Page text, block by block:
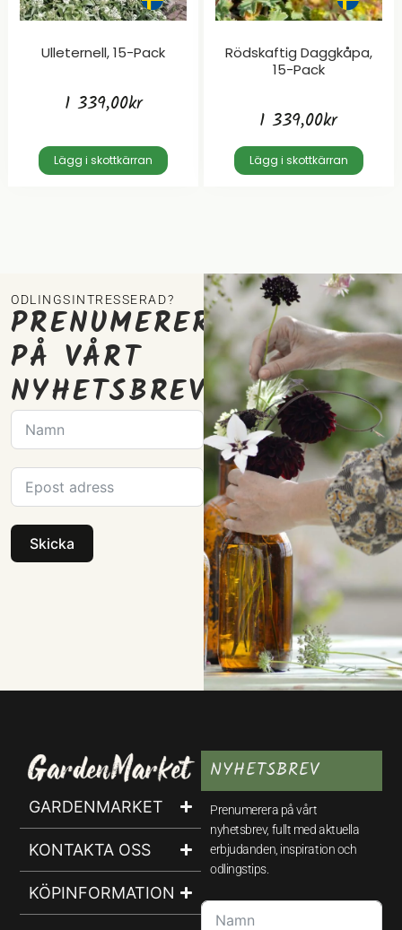
Ulleternell, 15-Pack
1 339,00kr
Lägg i skottkärran
Rödskaftig Daggkåpa,
15-Pack
1 339,00kr
Lägg i skottkärran
ODLINGSINTRESSERAD?
PRENUMERERA
PÅ VÅRT
NYHETSBREV
Skicka
GARDENMARKET
KONTAKTA OSS
KÖPINFORMATION
NYHETSBREV
Prenumerera på vårt
nyhetsbrev, fullt med aktuella
erbjudanden, inspiration och
odlingstips.